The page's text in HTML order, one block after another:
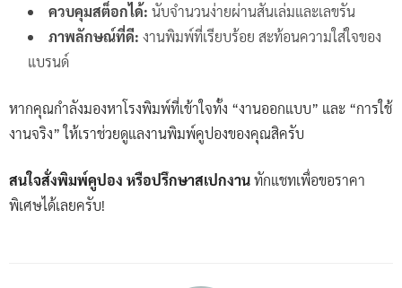
ควบคุมสต็อกได้: นับจำนวนง่ายผ่านสันเล่มและเลขรัน
ภาพลักษณ์ที่ดี: งานพิมพ์ที่เรียบร้อย สะท้อนความใส่ใจของ
แบรนด์
หากคุณกำลังมองหาโรงพิมพ์ที่เข้าใจทั้ง “งานออกแบบ” และ “การใช้
งานจริง” ให้เราช่วยดูแลงานพิมพ์คูปองของคุณสิครับ
สนใจสั่งพิมพ์คูปอง หรือปรึกษาสเปกงานทักแชทเพื่อขอราคา
พิเศษได้เลยครับ!